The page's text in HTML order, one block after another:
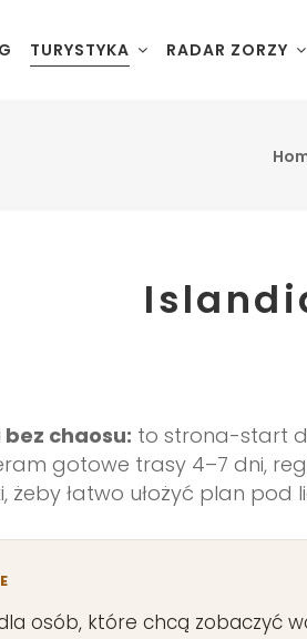
TURYSTYKA RADAR ZORZY
chaosu: to strona-start
gotowe trasy 4–7 dni,
żeby łatwo ułożyć plan pod
osób, które chcą zobaczyć